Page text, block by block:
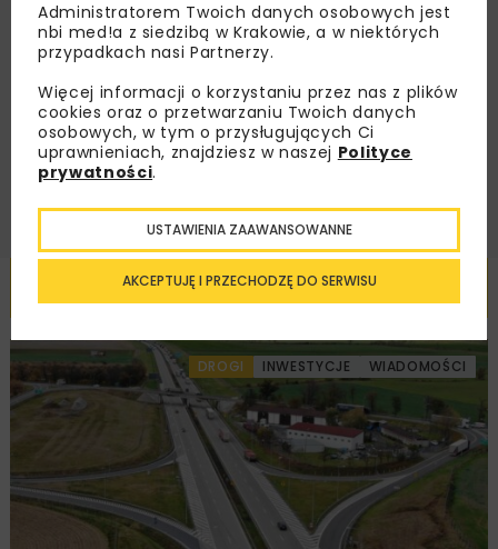
Zapoznałam/em się zPolityką Prywatności
Regulaminem oraz wyrażam zgodę na otrzymywanie na
podany przeze mnie adres e-mail korespondencji
handlowej w postaci newslettera.
ZAPISZ MNIE
Powiązane artykuły
DROGI INWESTYCJE WIADOMOŚCI
Administratorem Twoich danych osobowych jest
nbi med!a z siedzibą w Krakowie, a w niektórych
przypadkach nasi Partnerzy.
Więcej informacji o korzystaniu przez nas z plików
cookies oraz o przetwarzaniu Twoich danych
osobowych, w tym o przysługujących Ci
uprawnieniach, znajdziesz w naszej Polityce
prywatności.
AKCEPTUJĘ I PRZECHODZĘ DO SERWISU
USTAWIENIA ZAAWANSOWANNE